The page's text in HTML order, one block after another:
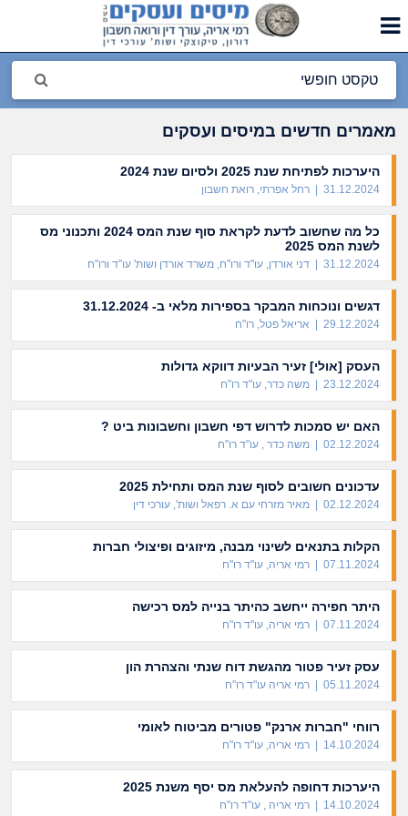
מאמרים חדשים במיסים ועסקים
היערכות לפתיחת שנת 2025 ולסיום שנת 2024
31.12.2024 | רחל אפרתי, רואת חשבון
כל מה שחשוב לדעת לקראת סוף שנת המס 2024 ותכנוני מס
לשנת המס 2025
31.12.2024 | דני אורדן, עו"ד ורו"ח, משרד אורדן ושות' עו"ד ורו"ח
דגשים ונוכחות המבקר בספירות מלאי ב- 31.12.2024
29.12.2024 | אריאל פטל, רו"ח
העסק [אולי] זעיר הבעיות דווקא גדולות
23.12.2024 | משה כדר, עו"ד רו"ח
האם יש סמכות לדרוש דפי חשבון וחשבונות ביט ?
02.12.2024 | משה כדר , עו"ד רו"ח
עדכונים חשובים לסוף שנת המס ותחילת 2025
02.12.2024 | מאיר מזרחי עם א. רפאל ושות', עורכי דין
הקלות בתנאים לשינוי מבנה, מיזוגים ופיצולי חברות
07.11.2024 | רמי אריה, עו"ד רו"ח
היתר חפירה ייחשב כהיתר בנייה למס רכישה
07.11.2024 | רמי אריה, עו"ד רו"ח
עסק זעיר פטור מהגשת דוח שנתי והצהרת הון
05.11.2024 | רמי אריה עו"ד רו"ח
רווחי "חברות ארנק" פטורים מביטוח לאומי
14.10.2024 | רמי אריה, עו"ד רו"ח
היערכות דחופה להעלאת מס יסף משנת 2025
14.10.2024 | רמי אריה , עו"ד רו"ח